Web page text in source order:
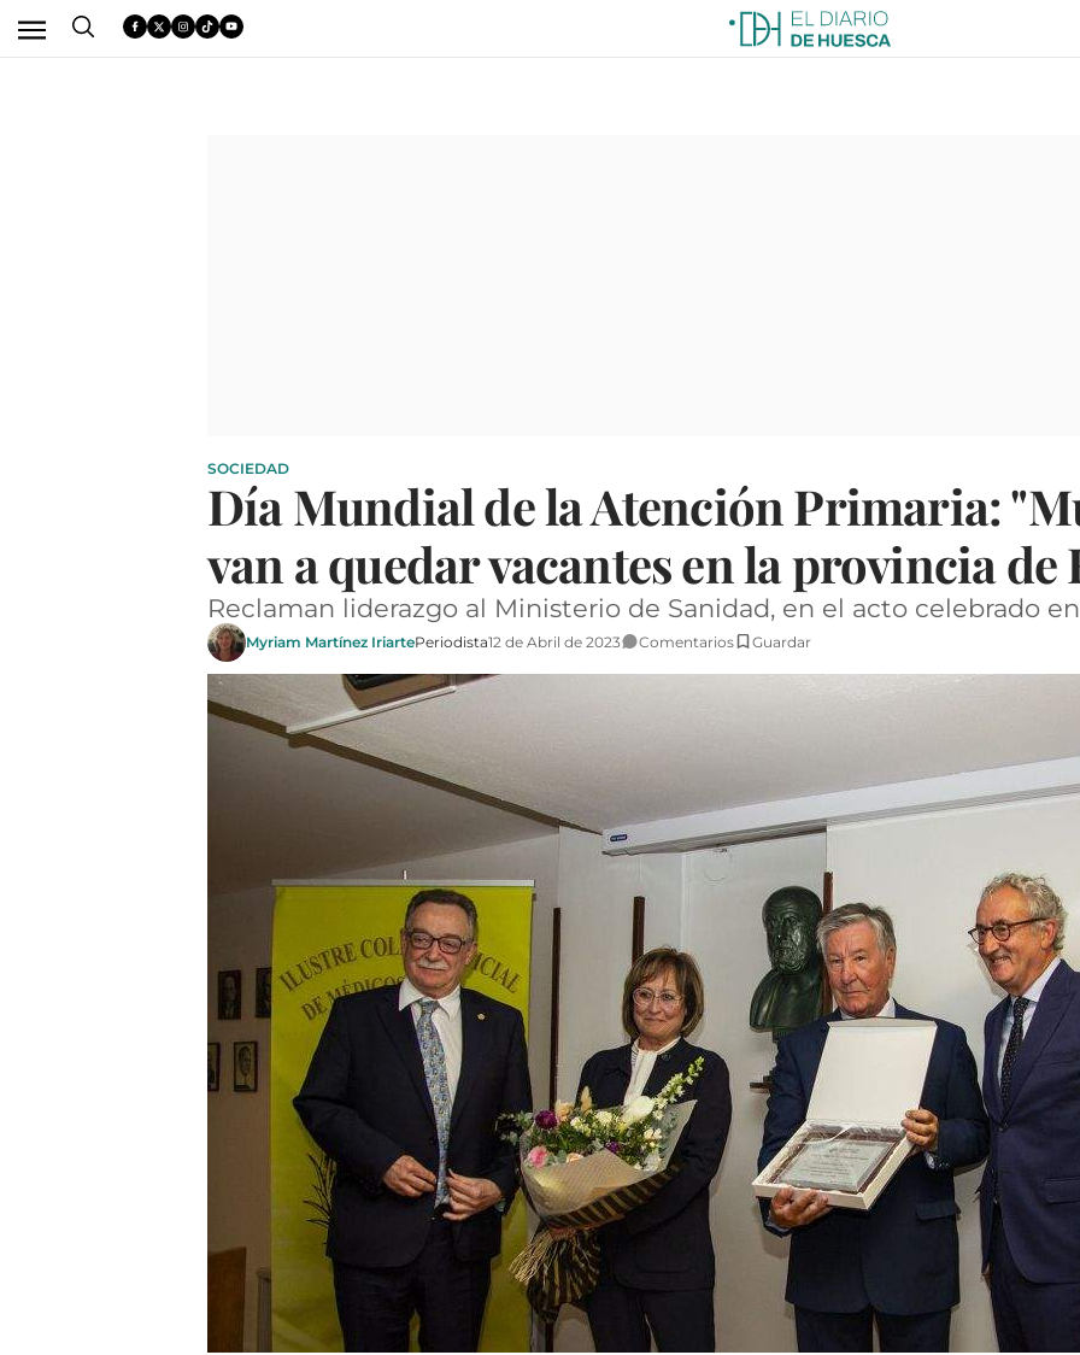
SOCIEDAD
Día Mundial de la Atención Primaria:
van a quedar vacantes en la provincia de
Reclaman liderazgo al Ministerio de Sanidad, en el acto celebrado
Myriam Martínez IriartePeriodista12 de Abril de 2023 Comentarios Guardar